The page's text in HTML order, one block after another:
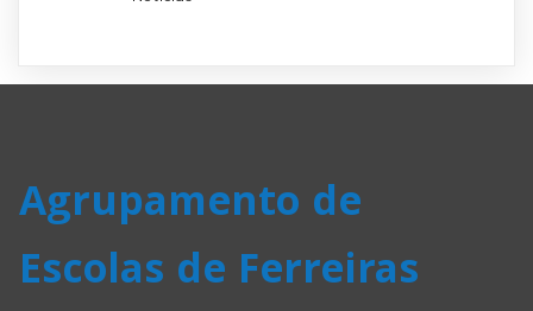
Agrupamento de
Escolas de Ferreiras